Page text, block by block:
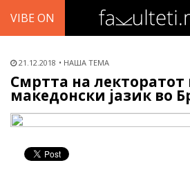
VIBE ON
21.12.2018 НАША ТЕМА
Смртта на лекторатот
македонски јазик во